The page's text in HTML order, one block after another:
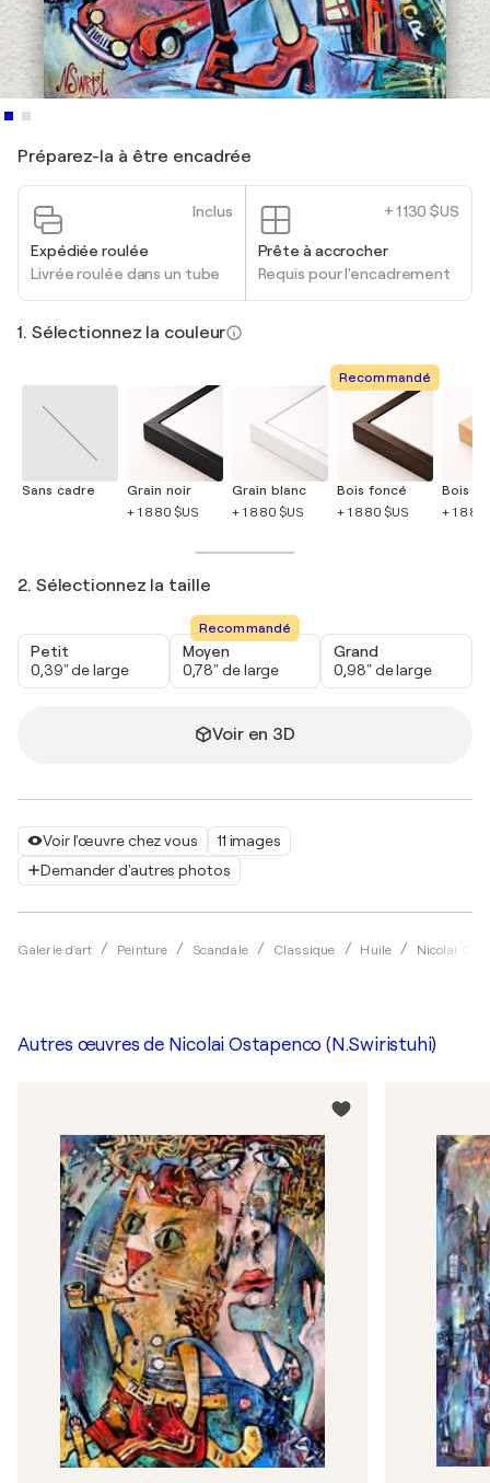
Voir l'œuvre chez vous
11 images
Demander d'autres photos
Galerie d'art Peinture Scandale Classique Huile Nicolai
Préparez-la à être encadrée
Inclus
Expédiée roulée
Livrée roulée dans un tube
+ 1 130 $US
Prête à accrocher
Requis pour l'encadrement
1. Sélectionnez la couleur
Sans cadre
Grain noir
+ 1 880 $US
Grain blanc
+ 1 880 $US
Recommandé
Bois foncé
+ 1 880 $US
Bois
+ 1 880
2. Sélectionnez la taille
Petit
0,39" de large
Recommandé
Moyen
0,78" de large
Grand
0,98" de large
Voir en 3D
Autres œuvres de Nicolai Ostapenco (N.Swiristuhi)